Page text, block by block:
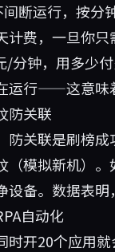
断运行，按分
计费，一旦你
/分钟，用多少
运行——这意味
防关联
防关联是刷榜
（模拟新机）
设备。数据表
自动化
时开20个应用